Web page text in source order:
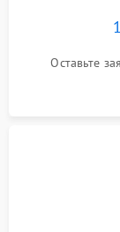
Оставьте